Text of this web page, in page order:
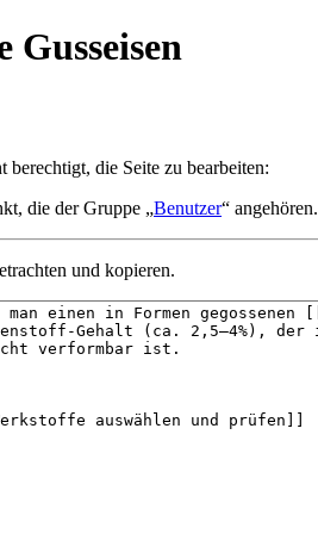
Gusseisen
die Seite zu bearbeiten:
die der Gruppe „Benutzer“ angehören.
und kopieren.